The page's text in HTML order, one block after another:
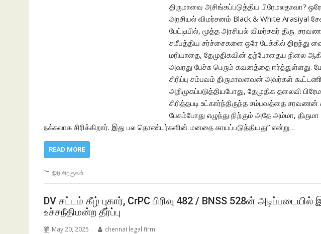
திருமாவை அசிங்கப்படுத்திய பிரேமலதாவா?
அரசியல் விமர்சனம் Black & White Arasiyal
பேட்டியில், மூத்த அரசியல் விமர்சகர் திரு.
சமீபத்திய சர்ச்சைகளை ஒரே டேக்கில் திறந்து
மரியாதை, தேமுதிகவின் தற்போதைய நிலை
அவரது பேச்சு பெரும் கவனத்தை
சிரிப்பு சம்பவம் திருமாவளவன் அவர்கள்
அறிமுகப்படுத்தியபோது, தேமுதிக தலைவி
சிரித்தபடி உட்கார்ந்திருந்த சம்பவத்தை சரவணன்
பேசும்போது எழுந்து நிற்கும் அதே அம்மா,
நக்கலாக சிரிக்கிறார். இது பல தொண்டர்களின் மனதை காயப்படுத்தியது” என்று…
READ MORE
நீதி சிறகுகள்
DV சட்டம் கீழ் புகார், CrPC பிரிவு 482 / BNSS 528ன்
உச்சநீதிமன்ற தீர்ப்பு
May 20, 2025 chennai legal firm